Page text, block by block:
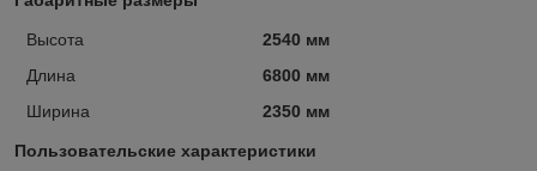
Высота
2540 мм
Длина
6800 мм
Ширина
2350 мм
Пользовательские характеристики